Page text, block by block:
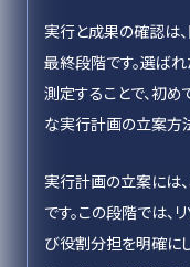
実行と成果の確認は
最終段階です。選ば
測定することで、初め
な実行計画の立案方
実行計画の立案には
です。この段階では、
び役割分担を明確に